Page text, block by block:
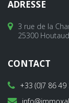
ADRESSE
3 rue de la
25300 Houtaud
CONTACT
+33 (0)7 86 49